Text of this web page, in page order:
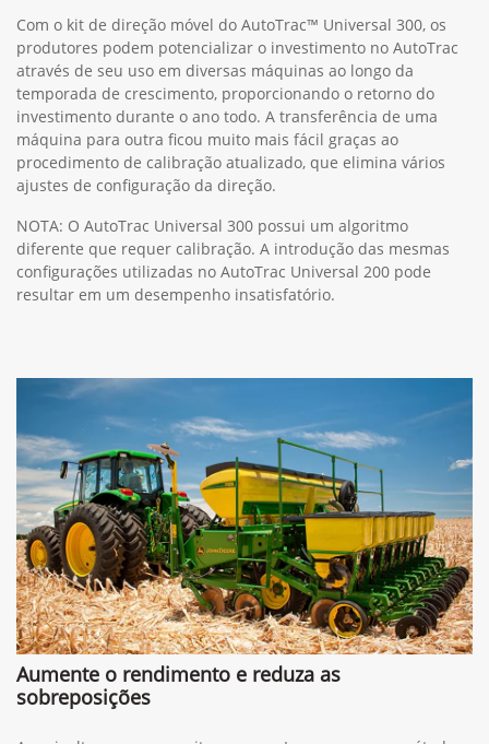
Com o kit de direção móvel do AutoTrac™ Universal 300, os
produtores podem potencializar o investimento no AutoTrac
através de seu uso em diversas máquinas ao longo da
temporada de crescimento, proporcionando o retorno do
investimento durante o ano todo. A transferência de uma
máquina para outra ficou muito mais fácil graças ao
procedimento de calibração atualizado, que elimina vários
ajustes de configuração da direção.
NOTA: O AutoTrac Universal 300 possui um algoritmo
diferente que requer calibração. A introdução das mesmas
configurações utilizadas no AutoTrac Universal 200 pode
resultar em um desempenho insatisfatório.
Aumente o rendimento e reduza as
sobreposições